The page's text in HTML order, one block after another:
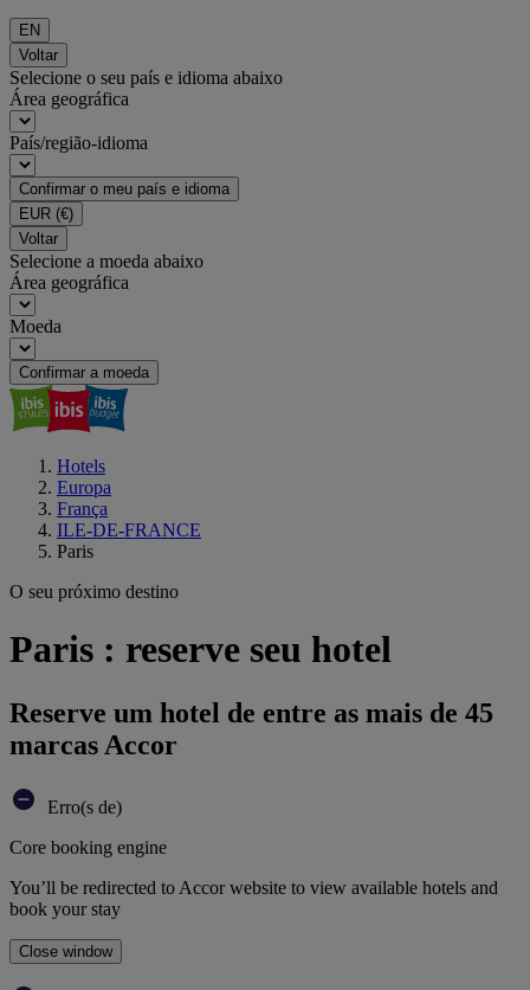
EN
Voltar
Selecione o seu país e idioma abaixo
Área geográfica
País/região-idioma
Confirmar o meu país e idioma
EUR (€)
Voltar
Selecione a moeda abaixo
Área geográfica
Moeda
Confirmar a moeda
Hotels
Europa
França
ILE-DE-FRANCE
Paris
O seu próximo destino
Paris : reserve seu hotel
Reserve um hotel de entre as mais de 45
marcas Accor
Erro(s de)
Core booking engine
You’ll be redirected to Accor website to view available hotels and
book your stay
Close window